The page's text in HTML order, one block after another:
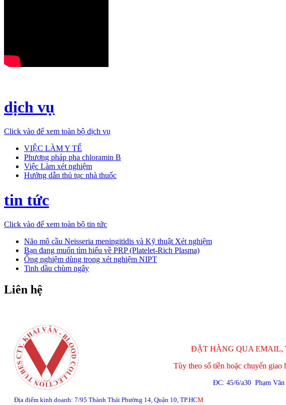
dịch vụ
Click vào để xem toàn bộ dịch vụ
VIỆC LÀM Y TẾ
Phương pháp pha chloramin B
Việc Làm xét nghiệm
Hướng dẫn thủ tục nhà thuốc
tin tức
Click vào để xem toàn bộ tin tức
Não mô cầu Neisseria meningitidis và Kỹ thuật Xét nghiệm
Bạn đang muốn tìm hiểu về PRP (Platelet-Rich Plasma)
Ống nghiệm dùng trong xét nghiệm NIPT
Tinh dầu chùm ngây
Liên hệ
ĐẶT HÀNG QUA EMAIL,
Tùy theo số tiền hoặc chuyến
ĐC: 45/6/a30 Phạm
Địa điểm kinh doanh: 7/95 Thành Thái Phường 14, Quận 10, TP.HCM